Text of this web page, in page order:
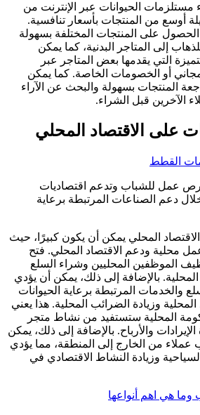
مستلزمات الحيوانات عبر الإنترنت من
أوسع من المنتجات بأسعار تنافسية.
على المنتجات المختلفة بسهولة
إلى المتاجر البدنية، كما يمكن
التي يقدمها بعض المتاجر عبر
أو الخصومات الخاصة. كما يمكن
المنتجات بسهولة والبحث عن الآراء
الآخرين قبل الشراء.
على الاقتصاد المحلي
القطط
فرص عمل للشباب وتدعم اقتصاديات
دعم الصناعات المرتبطة برعاية
المحلي يمكن أن يكون كبيرًا، حيث
محلية ودعم الاقتصاد المحلي. فتح
الموظفين المحليين وشراء السلع
بالإضافة إلى ذلك، يمكن أن يؤدي
والخدمات المرتبطة برعاية الحيوانات
وزيادة الضرائب المحلية. هذا يعني
المحلية ستستفيد من نشاط متجر
والأرباح. بالإضافة إلى ذلك، يمكن
عملاء من الخارج إلى المنطقة، مما يؤدي
وزيادة النشاط الاقتصادي في
هي اهم أنواعها